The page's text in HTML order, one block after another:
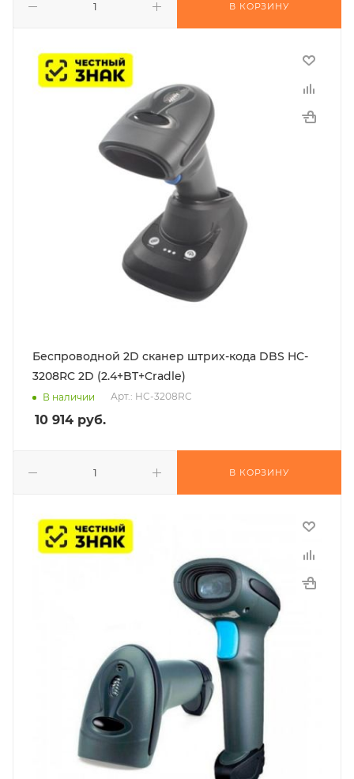
В КОРЗИНУ
Беспроводной 2D сканер штрих-кода DBS HC-
3208RC 2D (2.4+BT+Cradle)
В наличии Арт.: HC-3208RC
10 914 руб.
В КОРЗИНУ